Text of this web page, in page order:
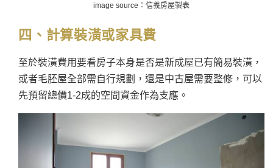
image source：信義房屋製表
四、計算裝潢或家具費
至於裝潢費用要看房子本身是否是新成屋已有簡易裝潢，
或者毛胚屋全部需自行規劃，還是中古屋需要整修，可以
先預留總價1-2成的空間資金作為支應。